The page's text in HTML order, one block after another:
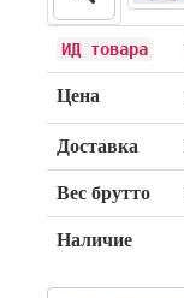
ИД товара
Цена
Доставка
Вес брутто
Наличие